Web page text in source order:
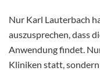
Nur Karl Lauterbach
auszusprechen, dass
Anwendung findet.
Kliniken statt,